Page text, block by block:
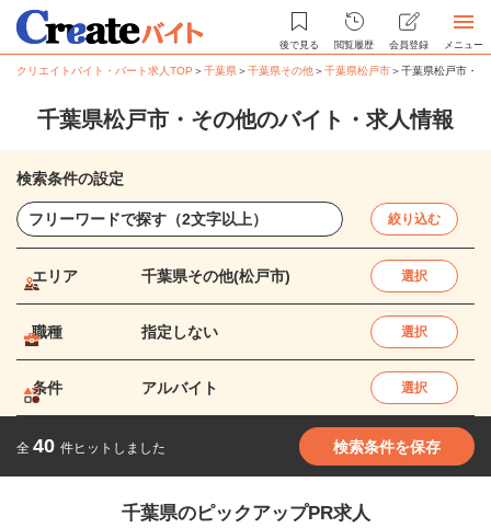
後で見る 閲覧履歴 会員登録 メニュー
クリエイトバイト・パート求人TOP ＞千葉県＞千葉県その他＞千葉県松戸市＞千葉県松戸市・
千葉県松戸市・その他のバイト・求人情報
検索条件の設定
絞り込む
エリア 千葉県その他(松戸市) 選択
職種 指定しない 選択
条件 アルバイト 選択
全 40 件ヒットしました 検索条件を保存
千葉県のピックアップPR求人